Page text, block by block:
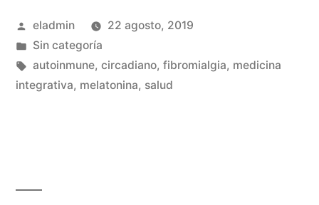
ritmos
circadianos»
Publicado
por
eladmin
22 agosto, 2019
Publicado
en
Sin categoría
Etiquetas:
autoinmune, circadiano, fibromialgia, medicina
integrativa, melatonina, salud